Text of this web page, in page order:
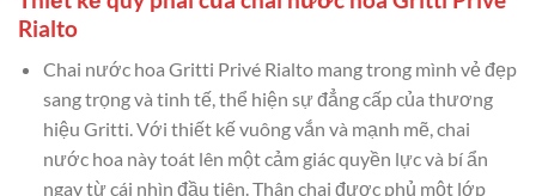
Rialto
Chai nước hoa Gritti Privé Rialto mang trong mình vẻ đẹp
sang trọng và tinh tế, thể hiện sự đẳng cấp của thương
hiệu Gritti. Với thiết kế vuông vắn và mạnh mẽ, chai
nước hoa này toát lên một cảm giác quyền lực và bí ẩn
ngay từ cái nhìn đầu tiên. Thân chai được phủ một lớp